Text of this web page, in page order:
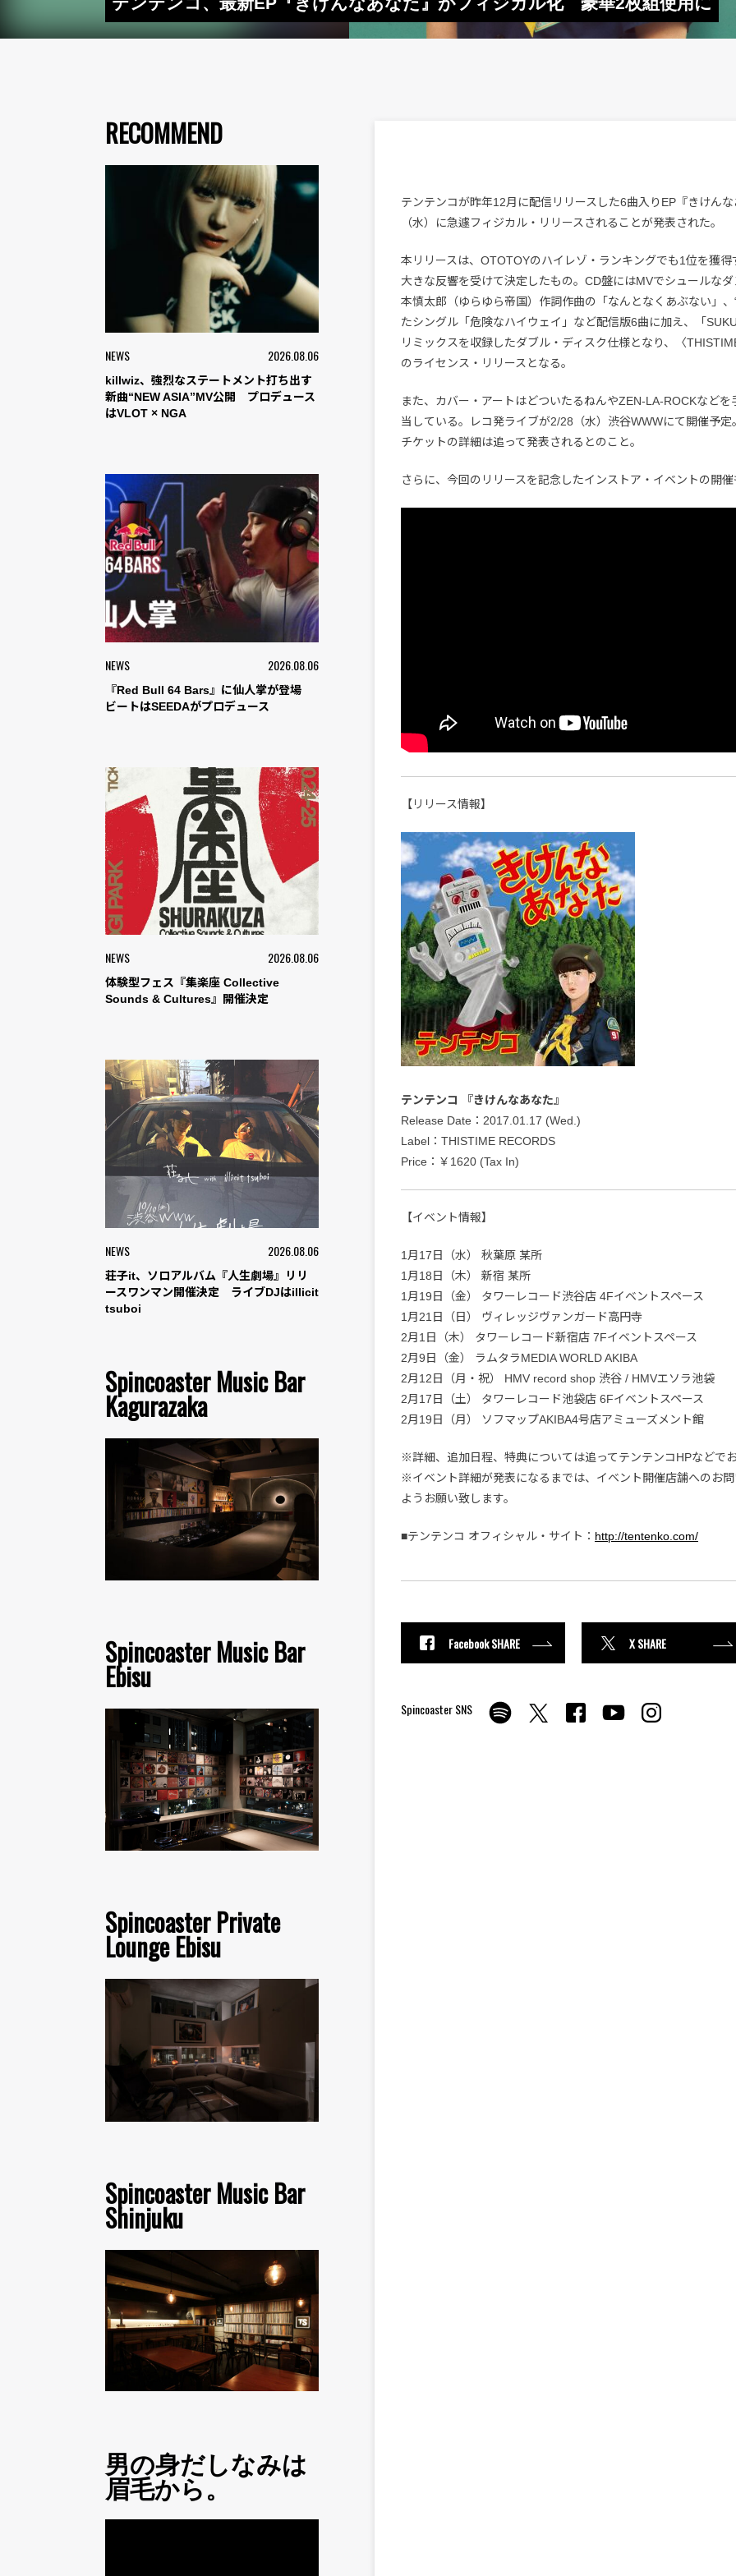
RECOMMEND
NEWS 2026.08.06
killwiz、強烈なステートメント打ち出す
新曲“NEW ASIA”MV公開 プロデュース
はVLOT × NGA
NEWS 2026.08.06
『Red Bull 64 Bars』に仙人掌が登場
ビートはSEEDAがプロデュース
NEWS 2026.08.06
体験型フェス『集楽座 Collective
Sounds & Cultures』開催決定
NEWS 2026.08.06
荘子it、ソロアルバム『人生劇場』リリ
ースワンマン開催決定 ライブDJはillicit
tsuboi
Spincoaster Music Bar
Kagurazaka
Spincoaster Music Bar
Ebisu
Spincoaster Private
Lounge Ebisu
Spincoaster Music Bar
Shinjuku
男の身だしなみは
眉毛から。
テンテンコが昨年12月に配信リリースした6曲入りEP『きけん
（水）に急遽フィジカル・リリースされることが発表された。
本リリースは、OTOTOYのハイレゾ・ランキングでも1位を獲得
大きな反響を受けて決定したもの。CD盤にはMVでシュールな
本慎太郎（ゆらゆら帝国）作詞作曲の「なんとなくあぶない」、
たシングル「危険なハイウェイ」など配信版6曲に加え、「
リミックスを収録したダブル・ディスク仕様となり、〈
のライセンス・リリースとなる。
また、カバー・アートはどついたるねんやZEN-LA-ROCKなどを
当している。レコ発ライブが2/28（水）渋谷WWWにて開催予定
チケットの詳細は追って発表されるとのこと。
さらに、今回のリリースを記念したインストア・イベントの開催
【リリース情報】
テンテンコ 『きけんなあなた』
Release Date：2017.01.17 (Wed.)
Label：THISTIME RECORDS
Price：￥1620 (Tax In)
【イベント情報】
1月17日（水） 秋葉原 某所
1月18日（木） 新宿 某所
1月19日（金） タワーレコード渋谷店 4Fイベントスペース
1月21日（日） ヴィレッジヴァンガード高円寺
2月1日（木） タワーレコード新宿店 7Fイベントスペース
2月9日（金） ラムタラMEDIA WORLD AKIBA
2月12日（月・祝） HMV record shop 渋谷 / HMVエソラ池袋
2月17日（土） タワーレコード池袋店 6Fイベントスペース
2月19日（月） ソフマップAKIBA4号店アミューズメント館
※詳細、追加日程、特典については追ってテンテンコHPなどでお
※イベント詳細が発表になるまでは、イベント開催店舗へのお
ようお願い致します。
■テンテンコ オフィシャル・サイト： http://tentenko.com/
Facebook SHARE X SHARE
Spincoaster SNS